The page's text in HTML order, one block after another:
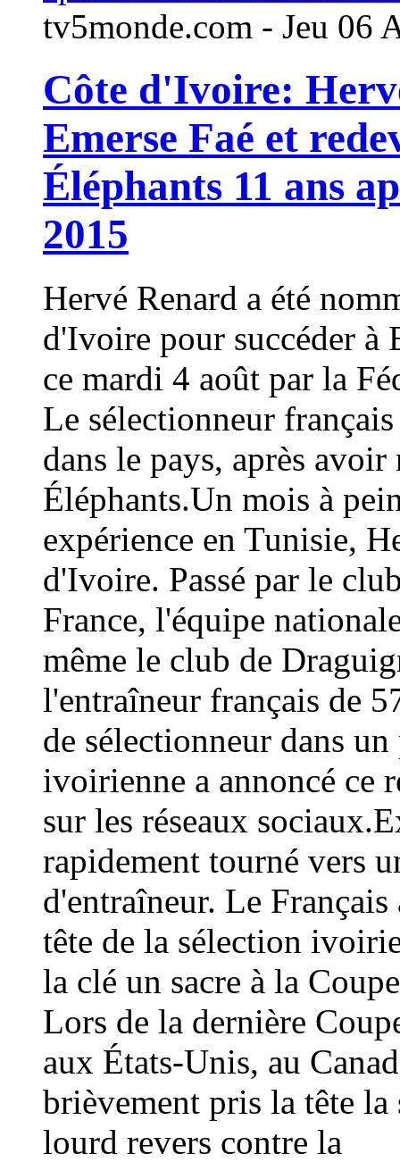
tv5monde.com - Jeu 06
Côte d'Ivoire:
Emerse Faé et
Éléphants 11 ans
2015
Hervé Renard a été
d'Ivoire pour succéder à
ce mardi 4 août par la
Le sélectionneur
dans le pays, après
Éléphants.Un mois à
expérience en Tunisie,
d'Ivoire. Passé par le
France, l'équipe
même le club de
l'entraîneur français de
de sélectionneur dans
ivoirienne a annoncé ce
sur les réseaux
rapidement tourné vers
d'entraîneur. Le
tête de la sélection
la clé un sacre à la
Lors de la dernière
aux États-Unis, au
brièvement pris la tête
lourd revers contre la